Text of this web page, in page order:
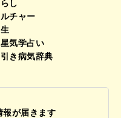
し
チャー
気学占い
き病気辞典
報が届きます